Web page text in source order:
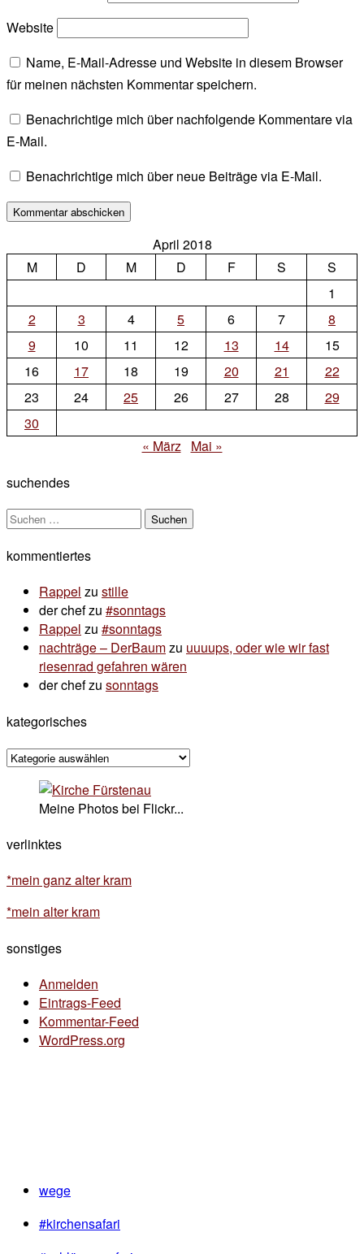
Website
Name, E-Mail-Adresse und Website in diesem Browser
für meinen nächsten Kommentar speichern.
Benachrichtige mich über nachfolgende Kommentare via
E-Mail.
Benachrichtige mich über neue Beiträge via E-Mail.
April 2018
M
D M D F S
S
1
2
3 4 5 6 7
8
9
10 11 12 13 14
15
16
17 18 19 20 21
22
23
24 25 26 27 28
29
30
« März Mai »
suchendes
Suchen
kommentiertes
Rappel zu stille
der chefzu #sonntags
Rappel zu #sonntags
nachträge – DerBaumzu uuuups, oder wie wir fast
riesenrad gefahren wären
der chefzu sonntags
kategorisches
kategorisches
Meine Photos bei Flickr...
verlinktes
*mein ganz alter kram
*mein alter kram
sonstiges
Anmelden
Eintrags-Feed
Kommentar-Feed
WordPress.org
wege
#kirchensafari